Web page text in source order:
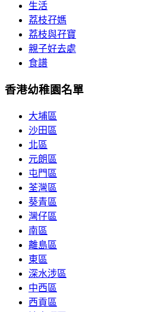
生活
荔枝孖媽
荔枝與孖寶
親子好去處
食譜
香港幼稚園名單
大埔區
沙田區
北區
元朗區
屯門區
荃灣區
葵青區
灣仔區
南區
離島區
東區
深水涉區
中西區
西貢區